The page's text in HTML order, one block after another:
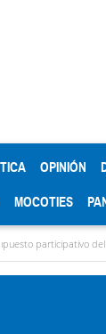
OPINIÓN
MOCOTIES
del Plan de